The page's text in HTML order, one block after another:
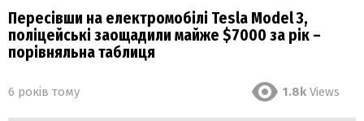
Пересівши на електромобілі Tesla Model 3,
поліцейські заощадили майже $7000 за рік –
порівняльна таблиця
6 років тому 1.8k Views